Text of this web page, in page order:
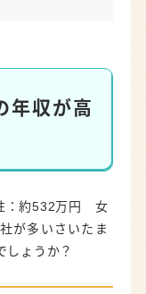
年収が高
：約532万円 女
が多いさいたま
しょうか？